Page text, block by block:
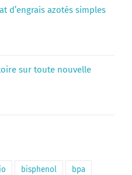
d’engrais azotés simples
sur toute nouvelle
bisphenol bpa